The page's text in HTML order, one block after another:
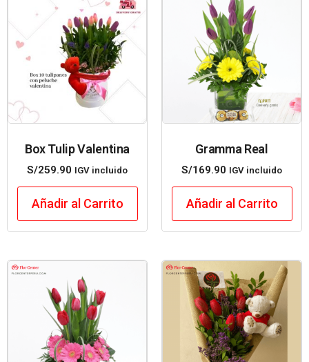
Box Tulip Valentina
S/259.90 IGV incluido
Añadir al Carrito
Gramma Real
S/169.90 IGV incluido
Añadir al Carrito